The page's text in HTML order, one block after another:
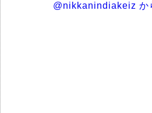
@nikkanindiakeiz か